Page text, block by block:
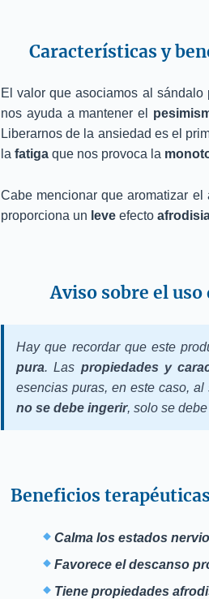
Características y
El valor que asociamos al
nos ayuda a mantener el
Liberarnos de la ansiedad es el
la fatiga que nos provoca la
Cabe mencionar que aromatizar el
proporciona un leve efecto
Aviso sobre el
Hay que recordar que este
pura. Las propiedades y
esencias puras, en este caso,
no se debe ingerir, solo se debe
Beneficios
Calma los estados
Favorece el descanso
Tiene propiedades